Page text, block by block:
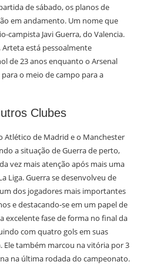
de sábado, os planos de
em andamento. Um nome que
campista Javi Guerra, do Valencia.
está pessoalmente
de 23 anos enquanto o Arsenal
o meio de campo para a
Clubes
Atlético de Madrid e o Manchester
a situação de Guerra de perto,
vez mais atenção após mais uma
Liga. Guerra se desenvolveu de
dos jogadores mais importantes
e destacando-se em um papel de
excelente fase de forma no final da
com quatro gols em suas
Ele também marcou na vitória por 3
na última rodada do campeonato.